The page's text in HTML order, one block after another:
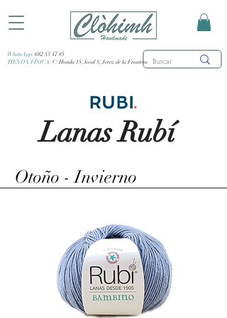
WhatsApp: 682 53 47 85
TIENDA FÍSICA: C/ Honda 15, local 3, Jerez de la Frontera
Lanas Rubí
Otoño - Invierno